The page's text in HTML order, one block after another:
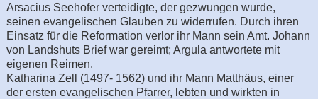
Arsacius Seehofer verteidigte, der gezwungen wurde,
seinen evangelischen Glauben zu widerrufen. Durch ihren
Einsatz für die Reformation verlor ihr Mann sein Amt. Johann
von Landshuts Brief war gereimt; Argula antwortete mit
eigenen Reimen.
Katharina Zell (1497- 1562) und ihr Mann Matthäus, einer
der ersten evangelischen Pfarrer, lebten und wirkten in